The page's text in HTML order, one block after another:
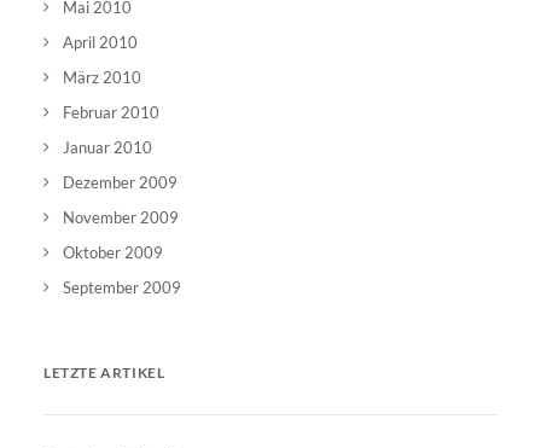
Mai 2010
April 2010
März 2010
Februar 2010
Januar 2010
Dezember 2009
November 2009
Oktober 2009
September 2009
LETZTE ARTIKEL